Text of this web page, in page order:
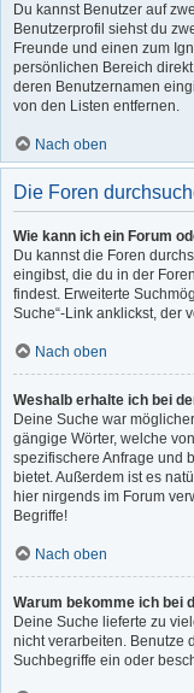
Du kannst Benutzer auf
Benutzerprofil siehst du
Freunde und einen zum
persönlichen Bereich
deren Benutzernamen
von den Listen entfernen.
Nach oben
Die Foren
Wie kann ich ein Forum
Du kannst die Foren
eingibst, die du in der
findest. Erweiterte
Suche“-Link anklickst, der
Nach oben
Weshalb erhalte ich bei
Deine Suche war
gängige Wörter, welche
spezifischere Anfrage und
bietet. Außerdem ist es
hier nirgends im Forum
Begriffe!
Nach oben
Warum bekomme ich bei
Deine Suche lieferte zu
nicht verarbeiten. Benutze
Suchbegriffe ein oder